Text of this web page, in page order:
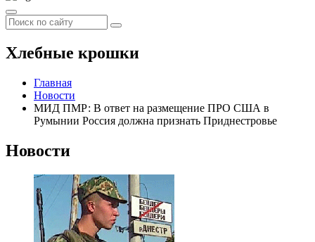
Хлебные крошки
Главная
Новости
МИД ПМР: В ответ на размещение ПРО США в
Румынии Россия должна признать Приднестровье
Новости